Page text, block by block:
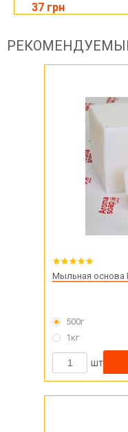
37 грн
Мыльная основа
500г
1кг
шт